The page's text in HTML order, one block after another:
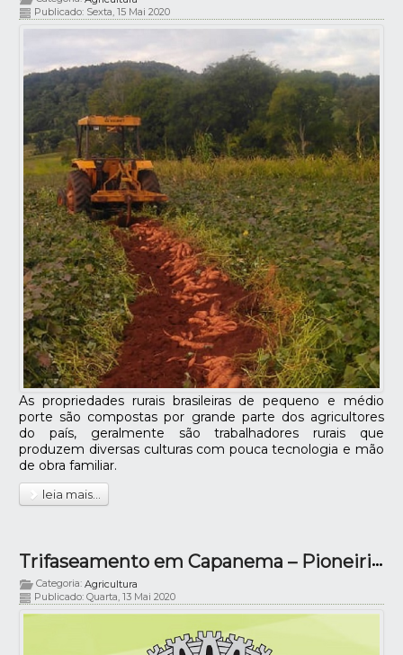
Publicado: Sexta, 15 Mai 2020
As propriedades rurais brasileiras de pequeno e médio
porte são compostas por grande parte dos agricultores
do país, geralmente são trabalhadores rurais que
produzem diversas culturas com pouca tecnologia e mão
de obra familiar.
leia mais...
Trifaseamento em Capanema – Pioneirismo no Paraná
Categoria: Agricultura
Publicado: Quarta, 13 Mai 2020